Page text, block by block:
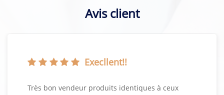
Avis client
Execllent!!
Très bon vendeur produits identiques à ceux